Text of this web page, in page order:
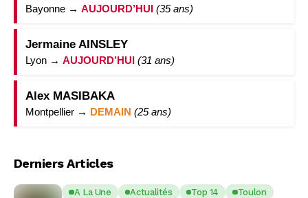
Bayonne → AUJOURD’HUI (35 ans)
Jermaine AINSLEY
Lyon → AUJOURD’HUI (31 ans)
Alex MASIBAKA
Montpellier → DEMAIN (25 ans)
Derniers Articles
A La Une Actualités Top 14
Toulon